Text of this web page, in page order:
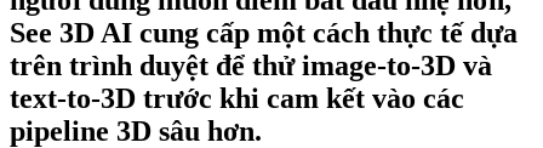
See 3D AI cung cấp một cách thực tế dựa
trên trình duyệt để thử image-to-3D và
text-to-3D trước khi cam kết vào các
pipeline 3D sâu hơn.